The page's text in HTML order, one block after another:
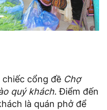
cổng đề Chợ
quý khách. Điểm đến
là quán phở để